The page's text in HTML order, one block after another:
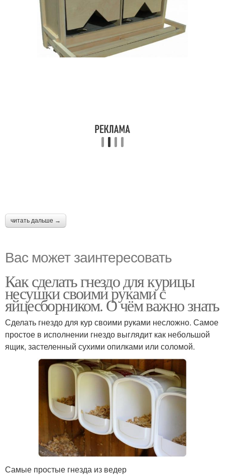
читать дальше →
Вас может заинтересовать
Как сделать гнездо для курицы
несушки своими руками с
яйцесборником. О чём важно знать
Сделать гнездо для кур своими руками несложно. Самое
простое в исполнении гнездо выглядит как небольшой
ящик, застеленный сухими опилками или соломой.
Самые простые гнезда из ведер